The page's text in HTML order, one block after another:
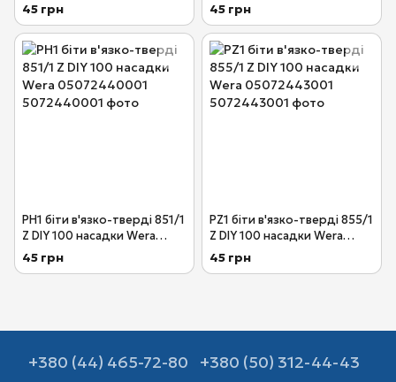
45 грн 45 грн
PH1 біти в'язко-тверді 851/1
Z DIY 100 насадки Wera
05072440001
45 грн
PZ1 біти в'язко-тверді 855/1
Z DIY 100 насадки Wera
05072443001
45 грн
+380 (44) 465-72-80
+380 (50) 312-44-43